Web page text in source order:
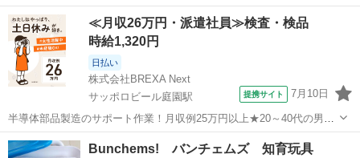
す、、、
北海道 札幌市 太平駅 おもちゃ
≪月収26万円・派遣社員≫検査・検品
時給1,320円
日払い
株式会社BREXA Next
サッポロビール庭園駅
提携サイト 7月10日
半導体部品製造のサポート作業！月収例25万円以上★20～40代の男女
活躍中！座り作業！空調完備なので1年中快適作業◎マイカー通勤OK
＆無料駐車場あり★作業着無償貸与◎《北海道恵庭市》 人気の工場の
北海道 恵庭市 その他
Bunchems! バンチェムズ 知育玩具